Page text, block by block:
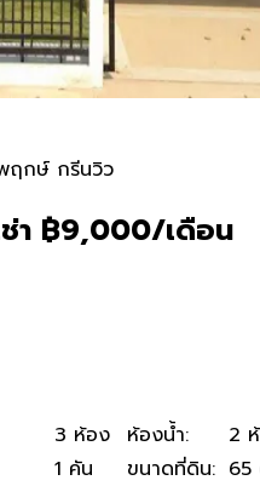
โครงการราช
พฤกษ์ กรีนวิว
า ฿9,000/เดือน
3 ห้อง ห้องน้ำ:
2
1 คัน ขนาดที่ดิน: 65